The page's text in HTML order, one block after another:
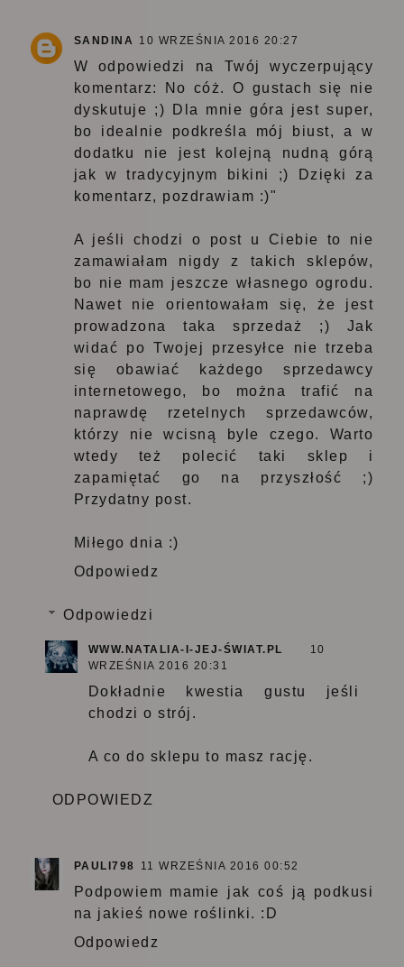
SANDINA 10 WRZEŚNIA 2016 20:27
W odpowiedzi na Twój wyczerpujący
komentarz: No cóż. O gustach się nie
dyskutuje ;) Dla mnie góra jest super,
bo idealnie podkreśla mój biust, a w
dodatku nie jest kolejną nudną górą
jak w tradycyjnym bikini ;) Dzięki za
komentarz, pozdrawiam :)"
A jeśli chodzi o post u Ciebie to nie
zamawiałam nigdy z takich sklepów,
bo nie mam jeszcze własnego ogrodu.
Nawet nie orientowałam się, że jest
prowadzona taka sprzedaż ;) Jak
widać po Twojej przesyłce nie trzeba
się obawiać każdego sprzedawcy
internetowego, bo można trafić na
naprawdę rzetelnych sprzedawców,
którzy nie wcisną byle czego. Warto
wtedy też polecić taki sklep i
zapamiętać go na przyszłość ;)
Przydatny post.
Miłego dnia :)
Odpowiedz
Odpowiedzi
WWW.NATALIA-I-JEJ-ŚWIAT.PL
10
WRZEŚNIA 2016 20:31
Dokładnie kwestia gustu jeśli
chodzi o strój.
A co do sklepu to masz rację.
ODPOWIEDZ
PAULI798 11 WRZEŚNIA 2016 00:52
Podpowiem mamie jak coś ją podkusi
na jakieś nowe roślinki. :D
Odpowiedz